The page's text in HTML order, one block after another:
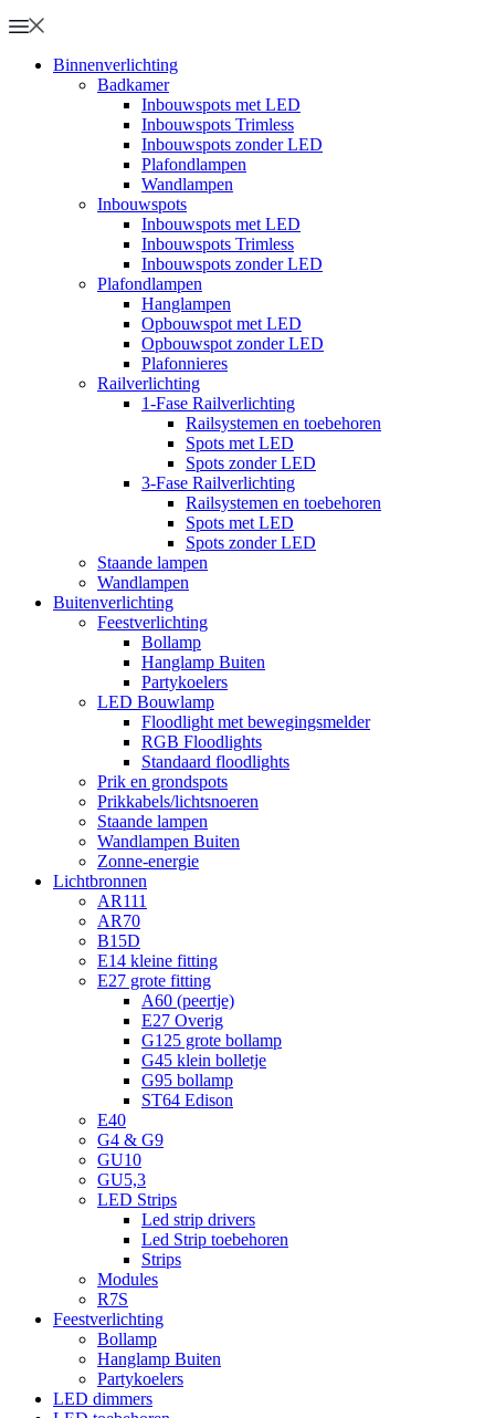
Binnenverlichting
Badkamer
Inbouwspots met LED
Inbouwspots Trimless
Inbouwspots zonder LED
Plafondlampen
Wandlampen
Inbouwspots
Inbouwspots met LED
Inbouwspots Trimless
Inbouwspots zonder LED
Plafondlampen
Hanglampen
Opbouwspot met LED
Opbouwspot zonder LED
Plafonnieres
Railverlichting
1-Fase Railverlichting
Railsystemen en toebehoren
Spots met LED
Spots zonder LED
3-Fase Railverlichting
Railsystemen en toebehoren
Spots met LED
Spots zonder LED
Staande lampen
Wandlampen
Buitenverlichting
Feestverlichting
Bollamp
Hanglamp Buiten
Partykoelers
LED Bouwlamp
Floodlight met bewegingsmelder
RGB Floodlights
Standaard floodlights
Prik en grondspots
Prikkabels/lichtsnoeren
Staande lampen
Wandlampen Buiten
Zonne-energie
Lichtbronnen
AR111
AR70
B15D
E14 kleine fitting
E27 grote fitting
A60 (peertje)
E27 Overig
G125 grote bollamp
G45 klein bolletje
G95 bollamp
ST64 Edison
E40
G4 & G9
GU10
GU5,3
LED Strips
Led strip drivers
Led Strip toebehoren
Strips
Modules
R7S
Feestverlichting
Bollamp
Hanglamp Buiten
Partykoelers
LED dimmers